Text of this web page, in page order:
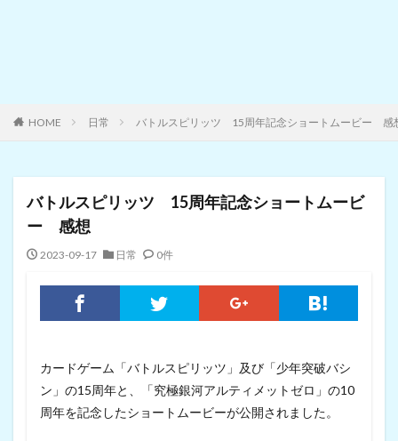
HOME 日常 バトルスピリッツ 15周年記念ショートムービー 感
バトルスピリッツ 15周年記念ショートムービ
ー 感想
2023-09-17 日常 0件
カードゲーム「バトルスピリッツ」及び「少年突破バシ
ン」の15周年と、「究極銀河アルティメットゼロ」の10
周年を記念したショートムービーが公開されました。